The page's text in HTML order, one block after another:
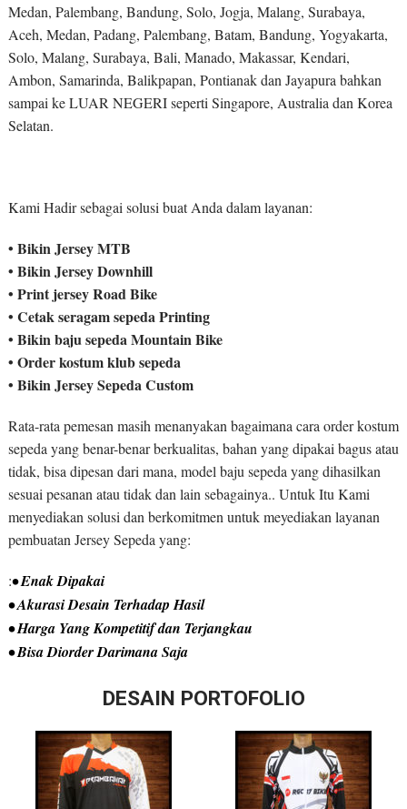
Medan, Palembang, Bandung, Solo, Jogja, Malang, Surabaya,
Aceh, Medan, Padang, Palembang, Batam, Bandung, Yogyakarta,
Solo, Malang, Surabaya, Bali, Manado, Makassar, Kendari,
Ambon, Samarinda, Balikpapan, Pontianak dan Jayapura bahkan
sampai ke LUAR NEGERI seperti Singapore, Australia dan Korea
Selatan.
Kami Hadir sebagai solusi buat Anda dalam layanan:
• Bikin Jersey MTB
• Bikin Jersey Downhill
• Print jersey Road Bike
• Cetak seragam sepeda Printing
• Bikin baju sepeda Mountain Bike
• Order kostum klub sepeda
• Bikin Jersey Sepeda Custom
Rata-rata pemesan masih menanyakan bagaimana cara order kostum
sepeda yang benar-benar berkualitas, bahan yang dipakai bagus atau
tidak, bisa dipesan dari mana, model baju sepeda yang dihasilkan
sesuai pesanan atau tidak dan lain sebagainya.. Untuk Itu Kami
menyediakan solusi dan berkomitmen untuk meyediakan layanan
pembuatan Jersey Sepeda yang:
:• Enak Dipakai
• Akurasi Desain Terhadap Hasil
• Harga Yang Kompetitif dan Terjangkau
• Bisa Diorder Darimana Saja
DESAIN PORTOFOLIO